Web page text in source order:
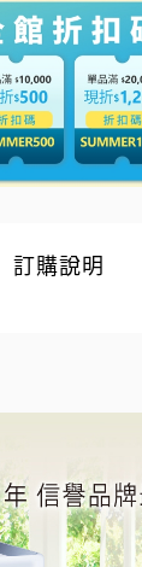
訂購說明